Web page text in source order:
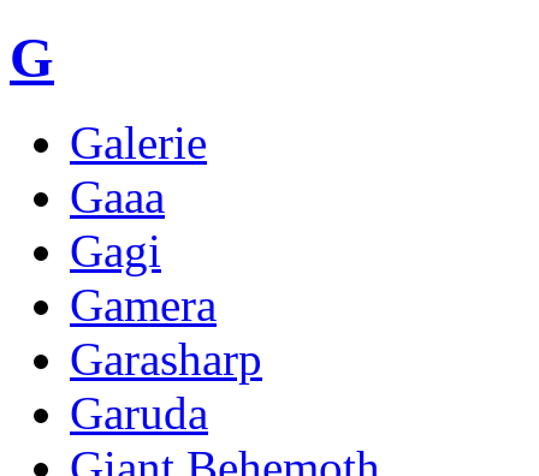
G
Galerie
Gaaa
Gagi
Gamera
Garasharp
Garuda